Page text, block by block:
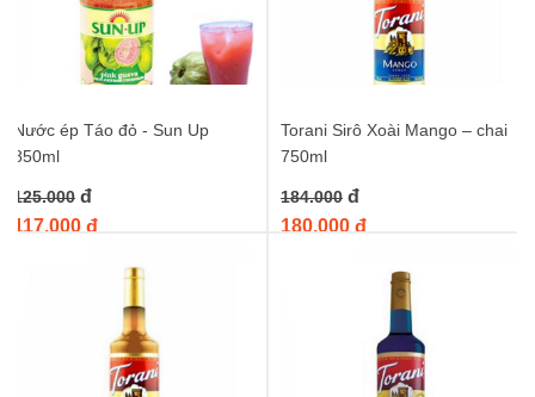
Nước ép Táo đỏ - Sun Up
850ml
125.000 đ
117.000 đ
Torani Sirô Xoài Mango – chai
750ml
184.000 đ
180.000 đ